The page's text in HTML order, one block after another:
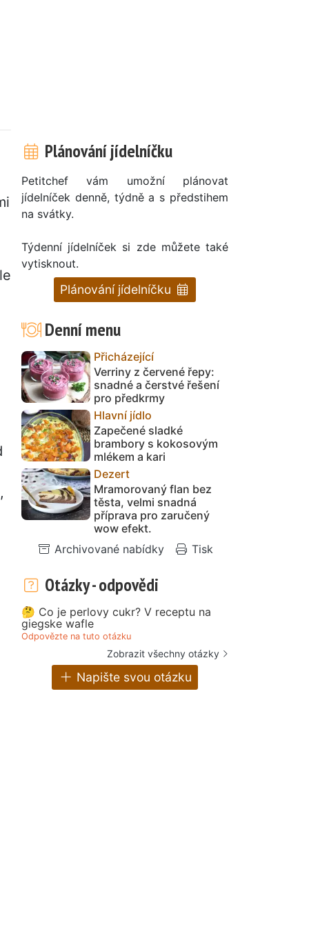
Plánování jídelníčku
Petitchef vám umožní plánovat
jídelníček denně, týdně a s předstihem
na svátky.
Týdenní jídelníček si zde můžete také
vytisknout.
Plánování jídelníčku
Denní menu
Přicházející
Verriny z červené řepy:
snadné a čerstvé řešení
pro předkrmy
Hlavní jídlo
Zapečené sladké
brambory s kokosovým
mlékem a kari
Dezert
Mramorovaný flan bez
těsta, velmi snadná
příprava pro zaručený
wow efekt.
Archivované nabídky
Tisk
Otázky - odpovědi
🤔 Co je perlovy cukr? V receptu na
giegske wafle
Odpovězte na tuto otázku
Zobrazit všechny otázky
Napište svou otázku